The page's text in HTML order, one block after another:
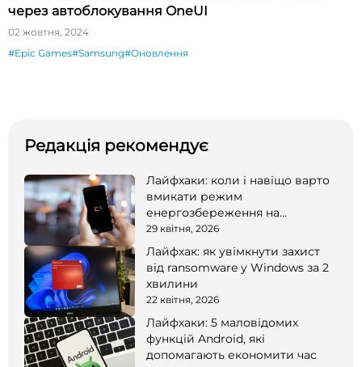
через автоблокування OneUI
02 жовтня, 2024
#Epic Games#Samsung#Оновлення
Редакція рекомендує
Лайфхаки: коли і навіщо варто
вмикати режим
енергозбереження на
смартфоні
29 квітня, 2026
Лайфхак: як увімкнути захист
від ransomware у Windows за 2
хвилини
22 квітня, 2026
Лайфхаки: 5 маловідомих
функцій Android, які
допомагають економити час